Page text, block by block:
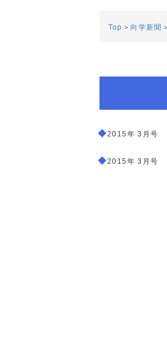
Top ＞向学新聞
◆2015年 3月号
◆2015年 3月号